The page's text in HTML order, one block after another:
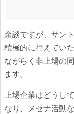
余談ですが、サン
積極的に行えてい
ながらく非上場の
ます。
上場企業はどうし
なり、メセナ活動